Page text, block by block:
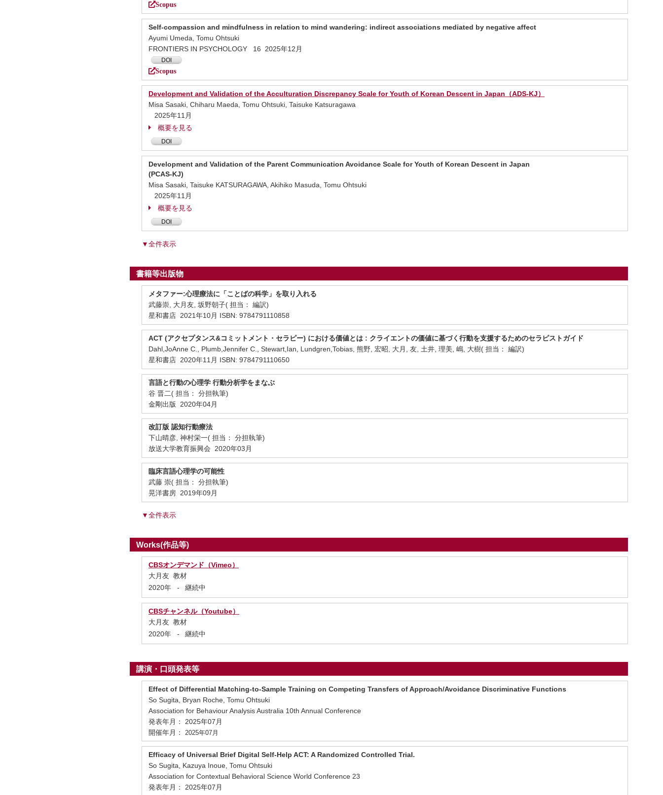
Scopus
Self-compassion and mindfulness in relation to mind wandering: indirect associations mediated by negative affect
Ayumi Umeda, Tomu Ohtsuki
FRONTIERS IN PSYCHOLOGY 16 2025年12月
DOI
Scopus
Development and Validation of the Acculturation Discrepancy Scale for Youth of Korean Descent in Japan（ADS-KJ）
Misa Sasaki, Chiharu Maeda, Tomu Ohtsuki, Taisuke Katsuragawa
2025年11月
概要を見る
DOI
Development and Validation of the Parent Communication Avoidance Scale for Youth of Korean Descent in Japan
(PCAS-KJ)
Misa Sasaki, Taisuke KATSURAGAWA, Akihiko Masuda, Tomu Ohtsuki
2025年11月
概要を見る
DOI
▼全件表示
書籍等出版物
メタファー:心理療法に「ことばの科学」を取り入れる
武藤崇, 大月友, 坂野朝子( 担当： 編訳)
星和書店 2021年10月 ISBN: 9784791110858
ACT (アクセプタンス&コミットメント・セラピー) における価値とは : クライエントの価値に基づく行動を支援するためのセラピストガイド
Dahl,JoAnne C., Plumb,Jennifer C., Stewart,Ian, Lundgren,Tobias, 熊野, 宏昭, 大月, 友, 土井, 理美, 嶋, 大樹( 担当： 編訳)
星和書店 2020年11月 ISBN: 9784791110650
言語と行動の心理学 行動分析学をまなぶ
谷 晋二( 担当： 分担執筆)
金剛出版 2020年04月
改訂版 認知行動療法
下山晴彦, 神村栄一( 担当： 分担執筆)
放送大学教育振興会 2020年03月
臨床言語心理学の可能性
武藤 崇( 担当： 分担執筆)
晃洋書房 2019年09月
▼全件表示
Works(作品等)
CBSオンデマンド（Vimeo）
大月友 教材
2020年
- 継続中
CBSチャンネル（Youtube）
大月友 教材
2020年
- 継続中
講演・口頭発表等
Effect of Differential Matching-to-Sample Training on Competing Transfers of Approach/Avoidance Discriminative Functions
So Sugita, Bryan Roche, Tomu Ohtsuki
Association for Behaviour Analysis Australia 10th Annual Conference
発表年月： 2025年07月
開催年月： 2025年07月
Efficacy of Universal Brief Digital Self-Help ACT: A Randomized Controlled Trial.
So Sugita, Kazuya Inoue, Tomu Ohtsuki
Association for Contextual Behavioral Science World Conference 23
発表年月： 2025年07月